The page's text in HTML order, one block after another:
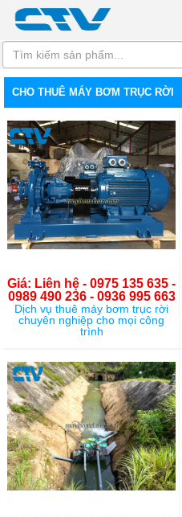
CHO THUÊ MÁY BƠM TRỤC RỜI
Giá: Liên hệ - 0975 135 635 -
0989 490 236 - 0936 995 663
Dịch vụ thuê máy bơm trục rời
chuyên nghiệp cho mọi công
trình